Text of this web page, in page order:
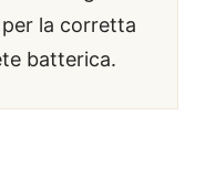
la corretta
batterica.